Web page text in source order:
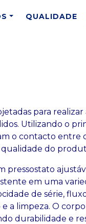
QUALIDADE
para
Utilizando o
o contacto
do
pressostato
em uma
de série,
e a limpeza. O
durabilidade e